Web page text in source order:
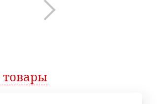
товары